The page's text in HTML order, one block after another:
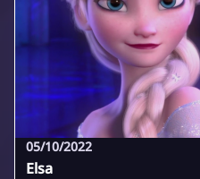
05/10/2022
Elsa